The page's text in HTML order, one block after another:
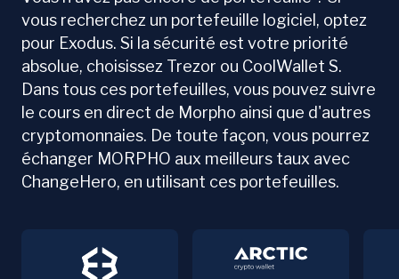
vous recherchez un portefeuille logiciel, optez
pour Exodus. Si la sécurité est votre priorité
absolue, choisissez Trezor ou CoolWallet S.
Dans tous ces portefeuilles, vous pouvez suivre
le cours en direct de Morpho ainsi que d'autres
cryptomonnaies. De toute façon, vous pourrez
échanger MORPHO aux meilleurs taux avec
ChangeHero, en utilisant ces portefeuilles.